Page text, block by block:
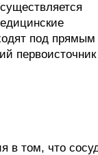
под прямым
первоисточник
в том, что